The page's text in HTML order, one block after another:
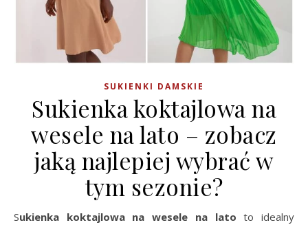
SUKIENKI DAMSKIE
Sukienka koktajlowa na
wesele na lato – zobacz
jaką najlepiej wybrać w
tym sezonie?
Sukienka koktajlowa na wesele na lato to idealny